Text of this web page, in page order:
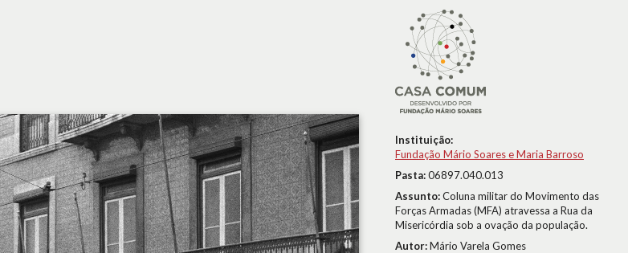
Instituição:
Fundação Mário Soares e Maria Barroso
Pasta:06897.040.013
Assunto:Coluna militar do Movimento das
Forças Armadas (MFA) atravessa a Rua da
Misericórdia sob a ovação da população.
Autor:Mário Varela Gomes